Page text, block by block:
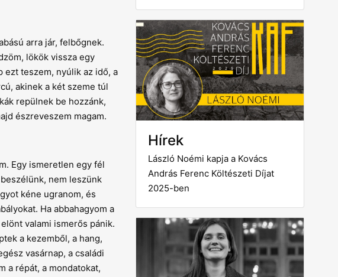
arra jár, felbőgnek.
lökök vissza egy
ezt teszem, nyúlik az idő, a
akinek a két szeme túl
repülnek be hozzánk,
észreveszem magam.
Egy ismeretlen egy fél
nem leszünk
kéne ugranom, és
Ha abbahagyom a
valami ismerős pánik.
a kezemből, a hang,
vasárnap, a családi
a répát, a mondatokat,
Hírek
László Noémi kapja a Kovács
András Ferenc Költészeti Díjat
2025-ben